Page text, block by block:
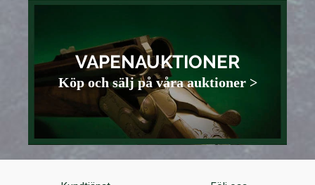
VAPENAUKTIONER
Köp och sälj på våra auktioner >